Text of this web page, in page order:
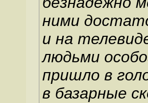
ними
и на
людьми
пришло в
в базарные